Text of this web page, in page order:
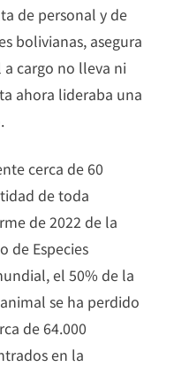
de personal y de
bolivianas, asegura
a cargo no lleva ni
ahora lideraba una
cerca de 60
de toda
de 2022 de la
de Especies
el 50% de la
se ha perdido
de 64.000
en la